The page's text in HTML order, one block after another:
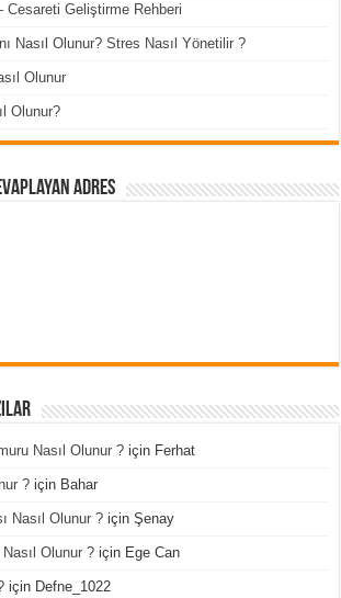
Cesareti Geliştirme Rehberi
Nasıl Olunur? Stres Nasıl Yönetilir ?
Olunur
Olunur?
adres
Nasıl Olunur ? için Ferhat
? için Bahar
Nasıl Olunur ? içinŞenay
Olunur ? için Ege Can
için Defne_1022